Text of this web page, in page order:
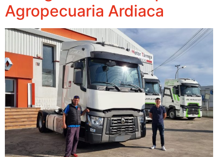
Agropecuaria Ardiaca